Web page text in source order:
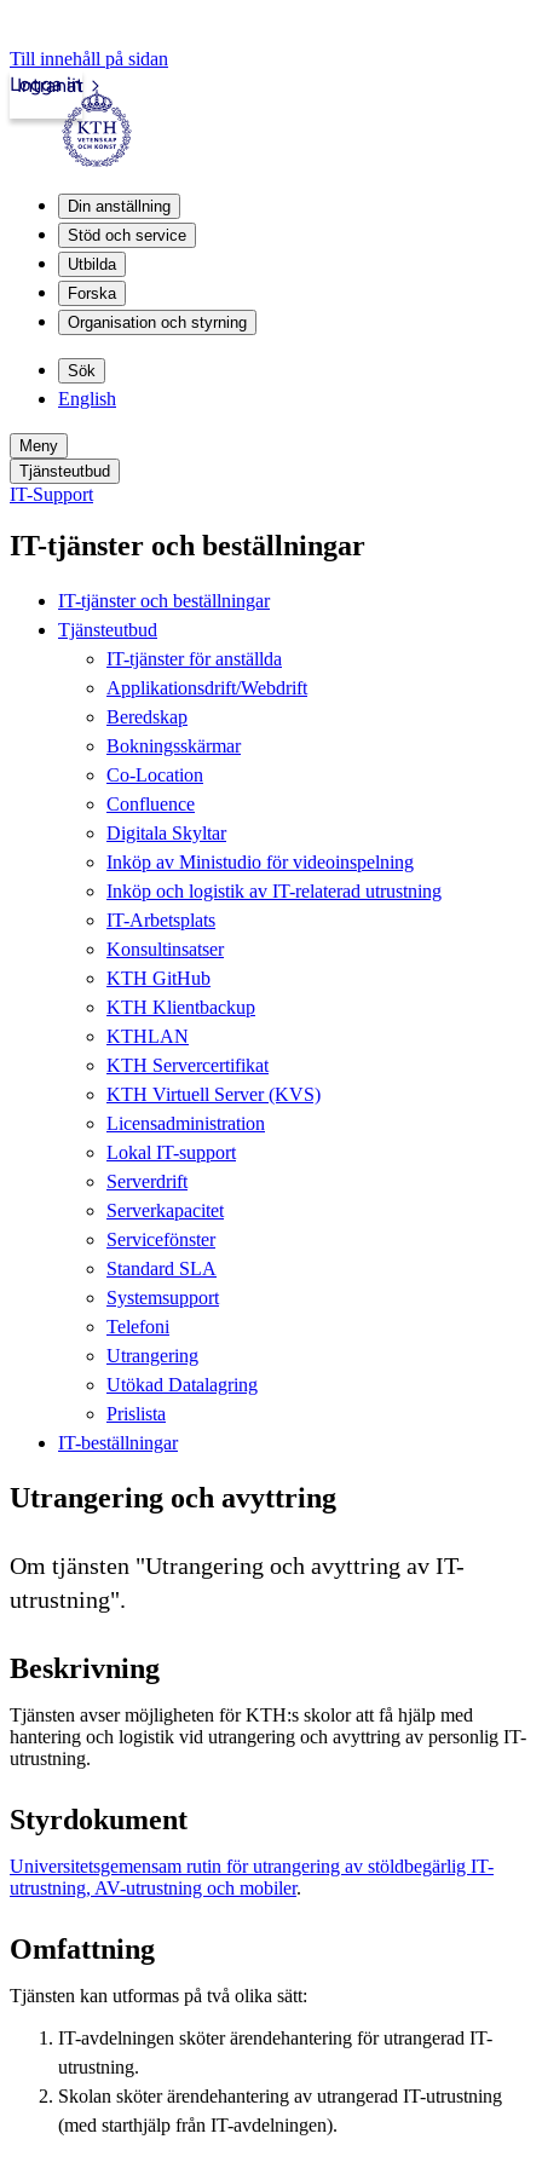
Till innehåll på sidan
Intranät
Logga in
Din anställning
Stöd och service
Utbilda
Forska
Organisation och styrning
Sök
English
Meny
Tjänsteutbud
IT-Support
IT-tjänster och beställningar
IT-tjänster och beställningar
Tjänsteutbud
IT-tjänster för anställda
Applikationsdrift/Webdrift
Beredskap
Bokningsskärmar
Co-Location
Confluence
Digitala Skyltar
Inköp av Ministudio för videoinspelning
Inköp och logistik av IT-relaterad utrustning
IT-Arbetsplats
Konsultinsatser
KTH GitHub
KTH Klientbackup
KTHLAN
KTH Servercertifikat
KTH Virtuell Server (KVS)
Licensadministration
Lokal IT-support
Serverdrift
Serverkapacitet
Servicefönster
Standard SLA
Systemsupport
Telefoni
Utrangering
Utökad Datalagring
Prislista
IT-beställningar
Utrangering och avyttring
Om tjänsten "Utrangering och avyttring av IT-
utrustning".
Beskrivning
Tjänsten avser möjligheten för KTH:s skolor att få hjälp med
hantering och logistik vid utrangering och avyttring av personlig IT-
utrustning.
Styrdokument
Universitetsgemensam rutin för utrangering av stöldbegärlig IT-
utrustning, AV-utrustning och mobiler.
Omfattning
Tjänsten kan utformas på två olika sätt:
IT-avdelningen sköter ärendehantering för utrangerad IT-
utrustning.
Skolan sköter ärendehantering av utrangerad IT-utrustning
(med starthjälp från IT-avdelningen).